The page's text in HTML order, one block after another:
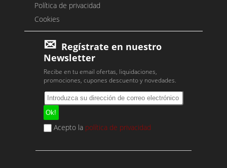
Política de privacidad
Cookies
Regístrate en nuestro
Newsletter
Recibe en tu email ofertas, liquidaciones,
promociones, cupones descuento y novedades.
Acepto la política de privacidad